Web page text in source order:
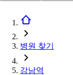
병원 찾기
강남역